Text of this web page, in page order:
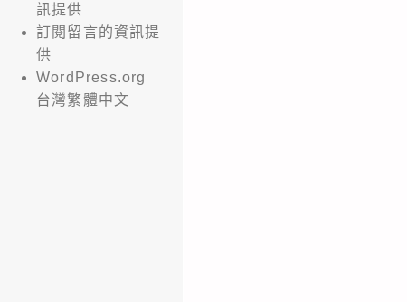
訊提供
訂閱留言的資訊提
供
WordPress.org
台灣繁體中文